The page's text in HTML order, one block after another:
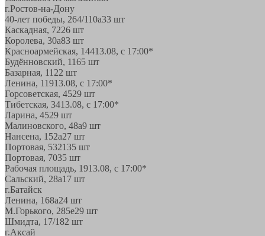
г.Ростов-на-Дону
40-лет победы, 264/110а33 шт
Каскадная, 7226 шт
Королева, 30а83 шт
Красноармейская, 14413.08, с 17:00*
Будённовский, 1165 шт
Базарная, 11 22 шт
Ленина, 11913.08, с 17:00*
Горсоветская, 4529 шт
Тибетская, 3413.08, с 17:00*
Ларина, 4529 шт
Малиновского, 48а9 шт
Нансена, 152а27 шт
Портовая, 532135 шт
Портовая, 7035 шт
Рабочая площадь, 1913.08, с 17:00*
Сальский, 28a17 шт
г.Батайск
Ленина, 168а24 шт
М.Горького, 285е29 шт
Шмидта, 17/182 шт
г.Аксай